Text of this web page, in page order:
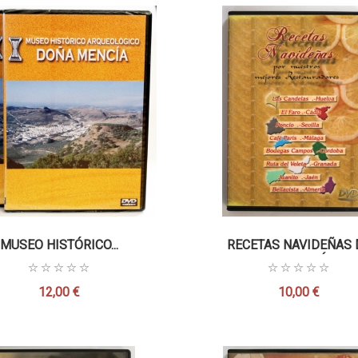
MUSEO HISTÓRICO...
Precio
12,00 €
RECETAS NAVIDEÑAS
ANDALUCÍA
Precio
10,00 €